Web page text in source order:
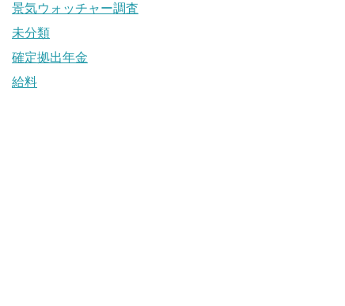
景気ウォッチャー調査
未分類
確定拠出年金
給料